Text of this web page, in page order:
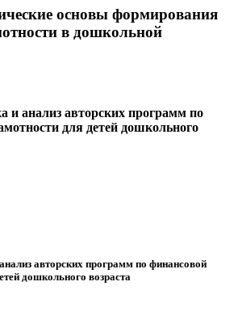
основы формирования
в дошкольной
и анализ авторских программ по
для детей дошкольного
авторских программ по финансовой
дошкольного возраста